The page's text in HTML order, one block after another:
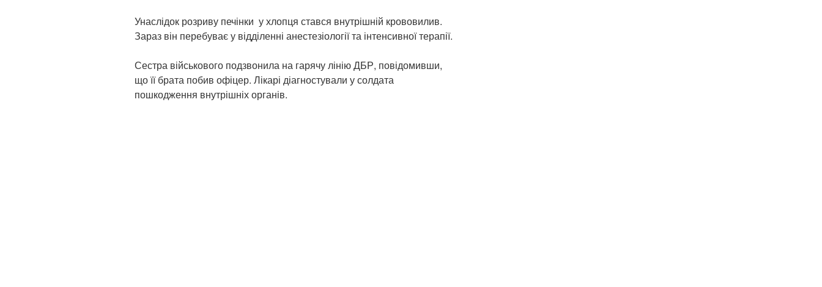
Унаслідок розриву печінки у хлопця стався внутрішній крововилив.
Зараз він перебуває у відділенні анестезіології та інтенсивної терапії.
Сестра військового подзвонила на гарячу лінію ДБР, повідомивши,
що її брата побив офіцер. Лікарі діагностували у солдата
пошкодження внутрішніх органів.